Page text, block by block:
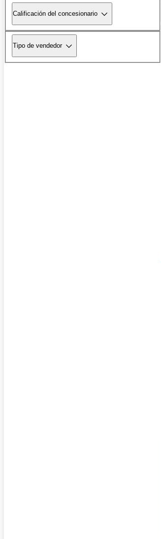
Calificación del concesionario
Tipo de vendedor